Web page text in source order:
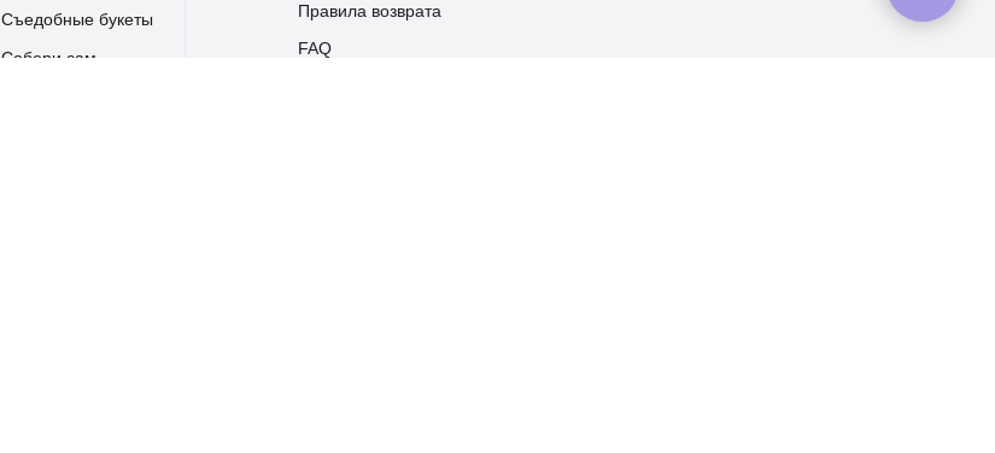
FAQ
Съедобные букеты
Собери сам
Правила возврата